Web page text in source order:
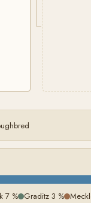
7 % Graditz 3 %